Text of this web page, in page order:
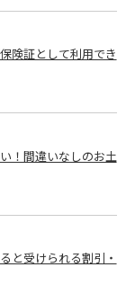
険証として利用でき
！間違いなしのお土
と受けられる割引・